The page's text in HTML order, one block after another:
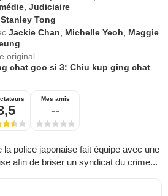
,Judiciaire
Stanley Tong
Jackie Chan Michelle Yeoh
Maggie
original
chat goo si 3: Chiu kup ging chat
Mes amis
--
la police japonaise fait équipe avec une
afin de briser un syndicat du crime...